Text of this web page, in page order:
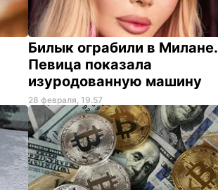
Билык ограбили в Милане.
Певица показала
изуродованную машину
28 февраля, 19.57